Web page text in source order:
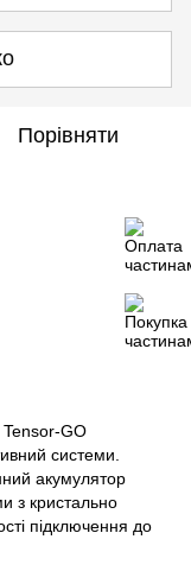
Порівняти
Tensor-GO
системи.
акумулятор
з кристально
підключення до